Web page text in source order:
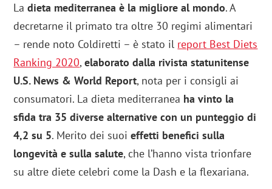
Ladieta mediterranea è la migliore al mondo. A
decretarne il primato tra oltre 30 regimi alimentari
– rende noto Coldiretti – è stato il report Best Diets
Ranking 2020,elaborato dalla rivista statunitense
U.S. News & World Report, nota per i consigli ai
consumatori. La dieta mediterranea ha vinto la
sfida tra 35 diverse alternative con un punteggio di
4,2 su 5. Merito dei suoieffetti benefici sulla
longevità e sulla salute, che l’hanno vista trionfare
su altre diete celebri come la Dash e la flexariana.